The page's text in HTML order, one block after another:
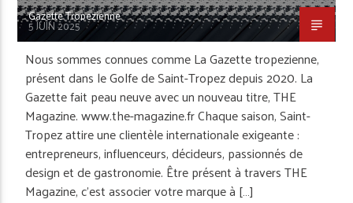
PLAGE
PLAN DE LA TOUR
PORTRAIT
PORTRAIT GASTRO
REPORTAGE
RESTAURANT
SAINT-TROPEZ
SAINTE-MAXIME
SERVICES
VOITURE - MOTO
Gazette Tropezienne
5 JUIN 2025
Nous sommes connues comme La Gazette tropezienne,
présent dans le Golfe de Saint-Tropez depuis 2020. La
Gazette fait peau neuve avec un nouveau titre, THE
Magazine. www.the-magazine.fr Chaque saison, Saint-
Tropez attire une clientèle internationale exigeante :
entrepreneurs, influenceurs, décideurs, passionnés de
design et de gastronomie. Être présent à travers THE
Magazine, c’est associer votre marque à […]